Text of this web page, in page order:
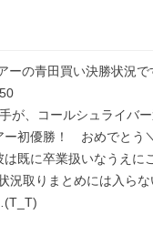
ーの青田買い決勝状況で
が、コールシュライバ
ー初優勝！ おめでとう
既に卒業扱いなうえに
況取りまとめには入ら